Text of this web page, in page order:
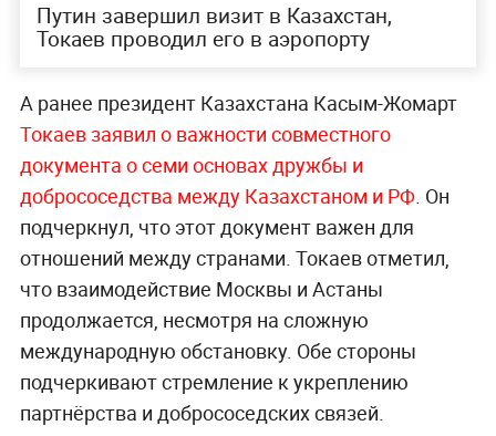
Путин завершил визит в Казахстан,
Токаев проводил его в аэропорту
А ранее президент Казахстана Касым-Жомарт
Токаев заявил о важности совместного
документа о семи основах дружбы и
добрососедства между Казахстаном и РФ. Он
подчеркнул, что этот документ важен для
отношений между странами. Токаев отметил,
что взаимодействие Москвы и Астаны
продолжается, несмотря на сложную
международную обстановку. Обе стороны
подчеркивают стремление к укреплению
партнёрства и добрососедских связей.